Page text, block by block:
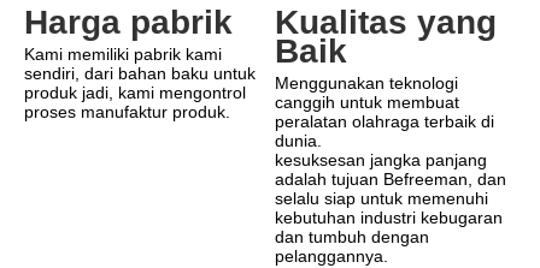
Harga pabrik
Kami memiliki pabrik kami
sendiri, dari bahan baku untuk
produk jadi, kami mengontrol
proses manufaktur produk.
Kualitas yang
Baik
Menggunakan teknologi
canggih untuk membuat
peralatan olahraga terbaik di
dunia.
kesuksesan jangka panjang
adalah tujuan Befreeman, dan
selalu siap untuk memenuhi
kebutuhan industri kebugaran
dan tumbuh dengan
pelanggannya.